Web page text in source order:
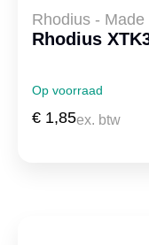
Rhodius -
Rhodius
Op voorraad
€ 1,85ex. btw